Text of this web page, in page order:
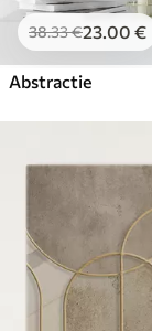
38.33€23.00 €
Abstractie